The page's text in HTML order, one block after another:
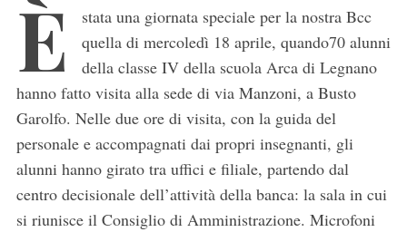
È
stata una giornata speciale per la nostra Bcc
quella di mercoledì 18 aprile, quando70 alunni
della classe IV della scuola Arca di Legnano
hanno fatto visita alla sede di via Manzoni, a Busto
Garolfo. Nelle due ore di visita, con la guida del
personale e accompagnati dai propri insegnanti, gli
alunni hanno girato tra uffici e filiale, partendo dal
centro decisionale dell’attività della banca: la sala in cui
si riunisce il Consiglio di Amministrazione. Microfoni